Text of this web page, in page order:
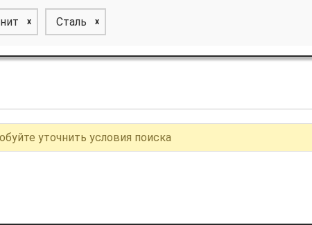
x Сталь x
уточнить условия поиска